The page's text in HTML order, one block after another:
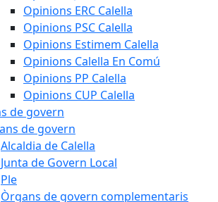
Opinions ERC Calella
Opinions PSC Calella
Opinions Estimem Calella
Opinions Calella En Comú
Opinions PP Calella
Opinions CUP Calella
de govern
de govern
Alcaldia de Calella
Junta de Govern Local
Ple
Òrgans de govern complementaris